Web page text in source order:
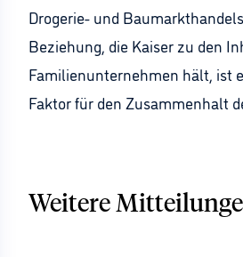
Drogerie- und
Beziehung, die Kaiser zu den
Familienunternehmen hält, ist
Faktor für den Zusammenhalt
Weitere